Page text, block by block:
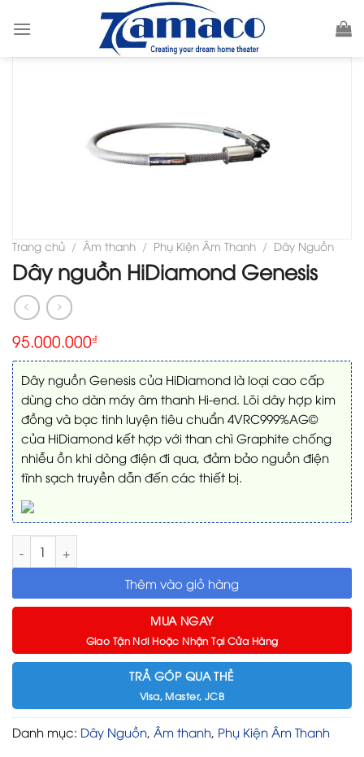
Trang chủ / Âm thanh / Phụ Kiện Âm Thanh / Dây Nguồn
Dây nguồn HiDiamond Genesis
95.000.000₫
Dây nguồn Genesis của HiDiamond là loại cao cấp
dùng cho dàn máy âm thanh Hi-end. Lõi dây hợp kim
đồng và bạc tinh luyện tiêu chuẩn 4VRC999%AG©
của HiDiamond kết hợp với than chì Graphite chống
nhiễu ồn khi dòng điện đi qua, đảm bảo nguồn điện
tĩnh sạch truyền dẫn đến các thiết bị.
Dây nguồn HiDiamond Genesis số lượng
Thêm vào giỏ hàng
MUA NGAY
Giao Tận Nơi Hoặc Nhận Tại Cửa Hàng
TRẢ GÓP QUA THẺ
Visa, Master, JCB
Danh mục: Dây Nguồn, Âm thanh, Phụ Kiện Âm Thanh